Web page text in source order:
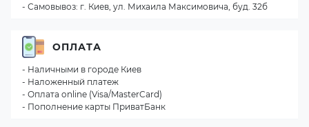
- Самовывоз: г. Киев, ул. Михаила Максимовича, буд. 32б
ОПЛАТА
- Наличными в городе Киев
- Наложенный платеж
- Оплата online (Visa/MasterCard)
- Пополнение карты ПриватБанк